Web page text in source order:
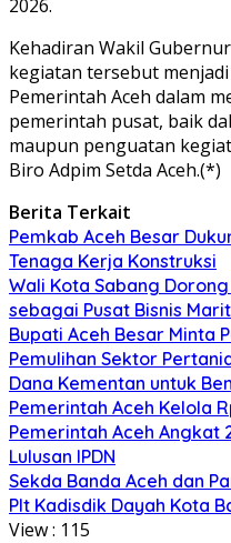
2026.
Kehadiran Wakil
kegiatan tersebut
Pemerintah Aceh dalam
pemerintah pusat, baik
maupun penguatan
Biro Adpim Setda Aceh.(*)
Berita Terkait
Pemkab Aceh Besar
Tenaga Kerja Konstruksi
Wali Kota Sabang
sebagai Pusat Bisnis
Bupati Aceh Besar Minta
Pemulihan Sektor
Dana Kementan untuk
Pemerintah Aceh Kelola
Pemerintah Aceh Angkat
Lulusan IPDN
Sekda Banda Aceh dan
Plt Kadisdik Dayah Kota
View : 115